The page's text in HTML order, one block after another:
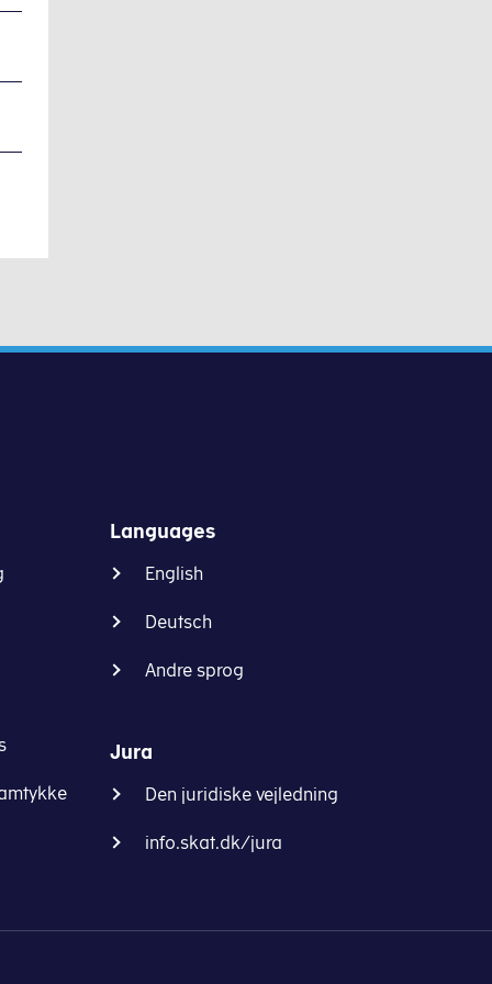
§ 19, jf. dog LL § 9 L, stk. 1, 2.-5. pkt., og stk. 2)
(efter PBL § 20, stk. 1, nr. 1-4), når der i det
Languages
English
Deutsch
Andre sprog
Jura
Den juridiske vejledning
info.skat.dk/jura